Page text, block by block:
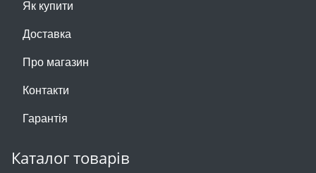
Як купити
Доставка
Про магазин
Контакти
Гарантія
Каталог товарів